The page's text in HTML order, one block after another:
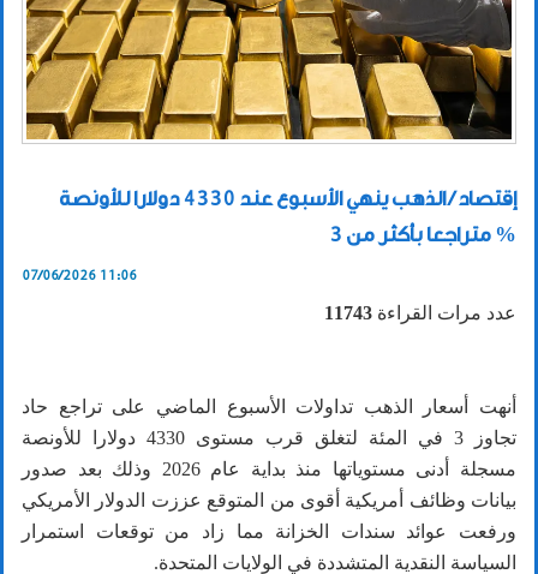
إقتصاد / الذهب ينهي الأسبوع عند 4330 دولارا للأونصة
متراجعا بأكثر من 3 %
07/06/2026 11:06
عدد مرات القراءة 11743
أنهت أسعار الذهب تداولات الأسبوع الماضي على تراجع حاد
تجاوز 3 في المئة لتغلق قرب مستوى 4330 دولارا للأونصة
مسجلة أدنى مستوياتها منذ بداية عام 2026 وذلك بعد صدور
بيانات وظائف أمريكية أقوى من المتوقع عززت الدولار الأمريكي
ورفعت عوائد سندات الخزانة مما زاد من توقعات استمرار
السياسة النقدية المتشددة في الولايات المتحدة.